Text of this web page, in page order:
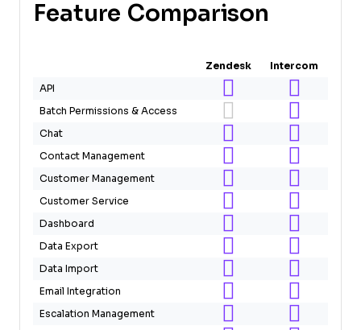
Feature Comparison
Zendesk
Intercom
API
Batch Permissions & Access
Chat
Contact Management
Customer Management
Customer Service
Dashboard
Data Export
Data Import
Email Integration
Escalation Management